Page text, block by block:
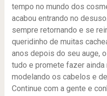
tempo no mundo dos
acabou entrando no
sempre retornando e se
queridinho de muitas
anos depois do seu auge,
tudo e promete fazer
modelando os cabelos e
Continue com a gente e